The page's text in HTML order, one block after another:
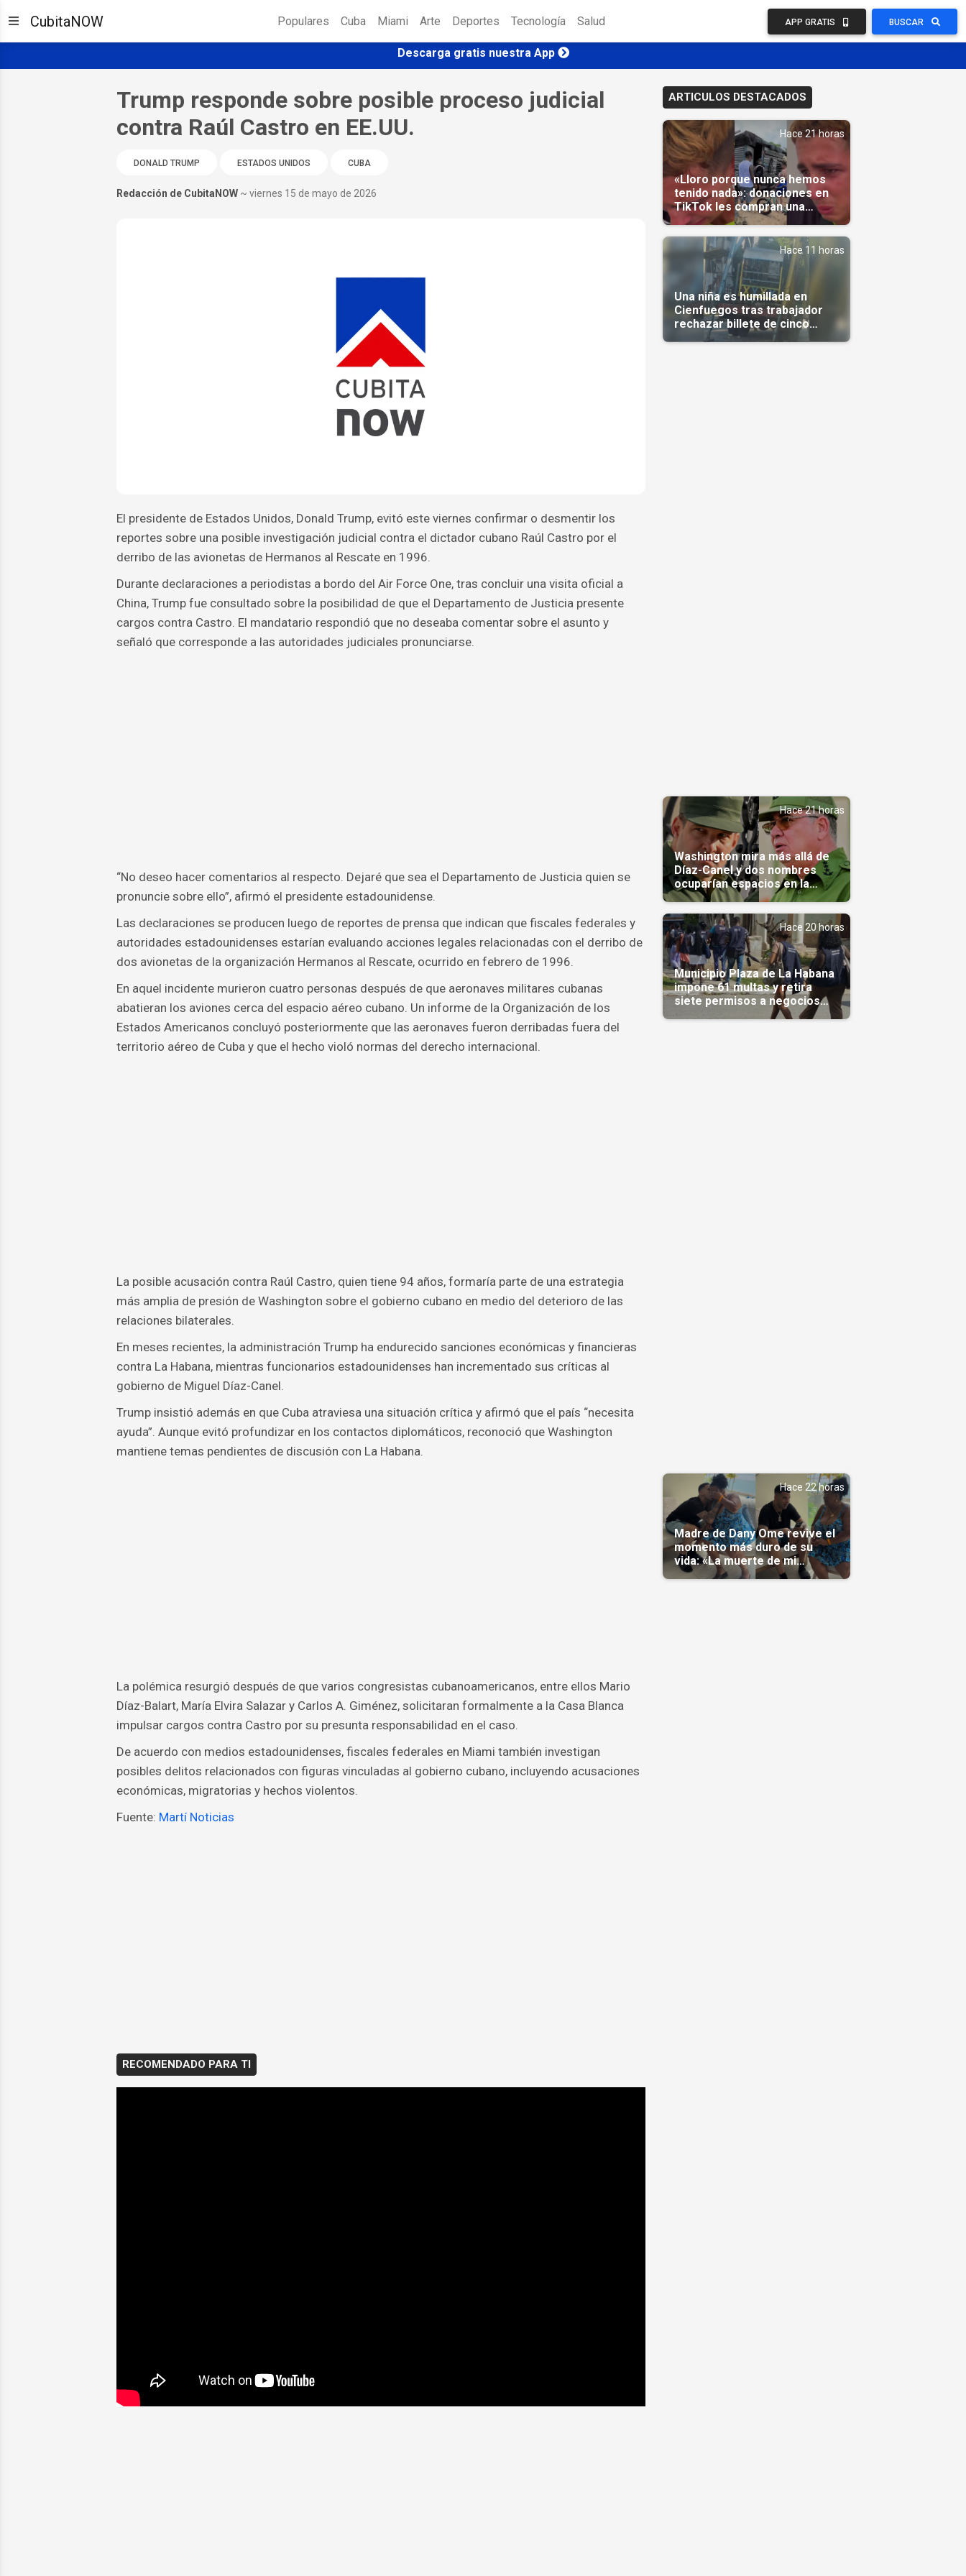
CubitaNOW Populares Cuba Miami Arte Deportes Tecnología Salud APP GRATIS BUSCAR
Descarga gratis nuestra App
Trump responde sobre posible proceso judicial
contra Raúl Castro en EE.UU.
DONALD TRUMP ESTADOS UNIDOS CUBA
Redacción de CubitaNOW ~ viernes 15 de mayo de 2026
El presidente de Estados Unidos, Donald Trump, evitó este viernes confirmar o desmentir los
reportes sobre una posible investigación judicial contra el dictador cubano Raúl Castro por el
derribo de las avionetas de Hermanos al Rescate en 1996.
Durante declaraciones a periodistas a bordo del Air Force One, tras concluir una visita oficial a
China, Trump fue consultado sobre la posibilidad de que el Departamento de Justicia presente
cargos contra Castro. El mandatario respondió que no deseaba comentar sobre el asunto y
señaló que corresponde a las autoridades judiciales pronunciarse.
“No deseo hacer comentarios al respecto. Dejaré que sea el Departamento de Justicia quien se
pronuncie sobre ello”, afirmó el presidente estadounidense.
Las declaraciones se producen luego de reportes de prensa que indican que fiscales federales y
autoridades estadounidenses estarían evaluando acciones legales relacionadas con el derribo de
dos avionetas de la organización Hermanos al Rescate, ocurrido en febrero de 1996.
En aquel incidente murieron cuatro personas después de que aeronaves militares cubanas
abatieran los aviones cerca del espacio aéreo cubano. Un informe de la Organización de los
Estados Americanos concluyó posteriormente que las aeronaves fueron derribadas fuera del
territorio aéreo de Cuba y que el hecho violó normas del derecho internacional.
La posible acusación contra Raúl Castro, quien tiene 94 años, formaría parte de una estrategia
más amplia de presión de Washington sobre el gobierno cubano en medio del deterioro de las
relaciones bilaterales.
En meses recientes, la administración Trump ha endurecido sanciones económicas y financieras
contra La Habana, mientras funcionarios estadounidenses han incrementado sus críticas al
gobierno de Miguel Díaz-Canel.
Trump insistió además en que Cuba atraviesa una situación crítica y afirmó que el país “necesita
ayuda”. Aunque evitó profundizar en los contactos diplomáticos, reconoció que Washington
mantiene temas pendientes de discusión con La Habana.
La polémica resurgió después de que varios congresistas cubanoamericanos, entre ellos Mario
Díaz-Balart, María Elvira Salazar y Carlos A. Giménez, solicitaran formalmente a la Casa Blanca
impulsar cargos contra Castro por su presunta responsabilidad en el caso.
De acuerdo con medios estadounidenses, fiscales federales en Miami también investigan
posibles delitos relacionados con figuras vinculadas al gobierno cubano, incluyendo acusaciones
económicas, migratorias y hechos violentos.
Fuente: Martí Noticias
RECOMENDADO PARA TI
ARTICULOS DESTACADOS
Hace 21 horas
«Lloro porque nunca hemos
tenido nada»: donaciones en
TikTok les compran una
casa(Video)
Hace 11 horas
Una niña es humillada en
Cienfuegos tras trabajador
rechazar billete de cinco
pesos
Hace 21 horas
Washington mira más allá de
Díaz-Canel y dos nombres
ocuparían espacios en la
transición
Hace 20 horas
Municipio Plaza de La Habana
impone 61 multas y retira
siete permisos a negocios
Hace 22 horas
Madre de Dany Ome revive el
momento más duro de su
vida: «La muerte de mi
nieto»(Video)